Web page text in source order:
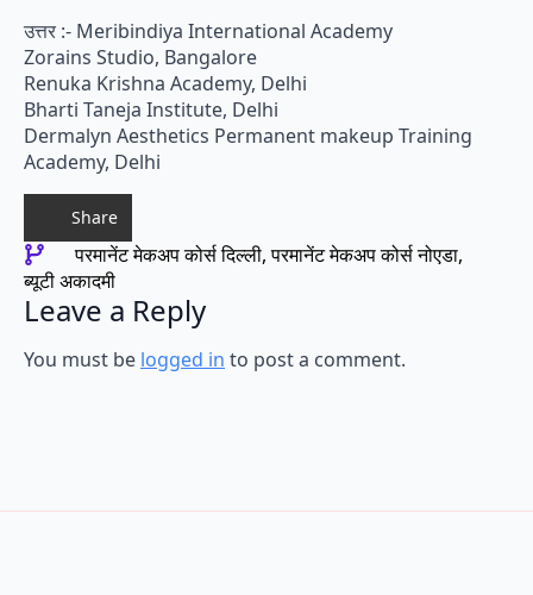
उत्तर :- Meribindiya International Academy
Zorains Studio, Bangalore
Renuka Krishna Academy, Delhi
Bharti Taneja Institute, Delhi
Dermalyn Aesthetics Permanent makeup Training
Academy, Delhi
Share
परमानेंट मेकअप कोर्स दिल्ली परमानेंट मेकअप कोर्स नोएडा
ब्यूटी अकादमी
Leave a Reply
You must be logged in to post a comment.